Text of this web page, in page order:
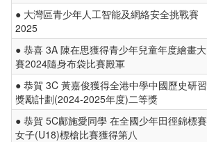
● 大灣區青少年人工智能及網絡安全挑戰賽
2025
● 恭喜 3A 陳在思獲得青少年兒童年度繪畫大
賽2024隨身布袋比賽殿軍
● 恭賀 3C 黃嘉俊獲得全港中學中國歷史研習
獎勵計劃(2024-2025年度)二等獎
● 恭賀 5C鄺施愛同學 在全國少年田徑錦標賽
女子(U18)標槍比賽獲得第八